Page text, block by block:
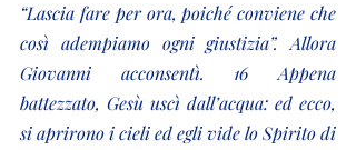
“Lascia fare per ora, poiché conviene che
così adempiamo ogni giustizia”. Allora
Giovanni acconsentì. 16 Appena
battezzato, Gesù uscì dall’acqua: ed ecco,
si aprirono i cieli ed egli vide lo Spirito di